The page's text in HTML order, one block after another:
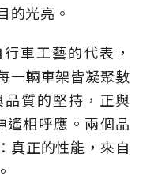
的光亮。
車工藝的代表，
一輛車架皆凝聚數
質的堅持，正與
遙相呼應。兩個品
真正的性能，來自